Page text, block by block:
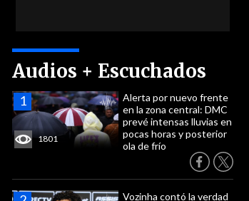
Audios + Escuchados
1801
Alerta por nuevo frente
en la zona central: DMC
prevé intensas lluvias en
pocas horas y posterior
ola de frío
Vozinha contó la verdad